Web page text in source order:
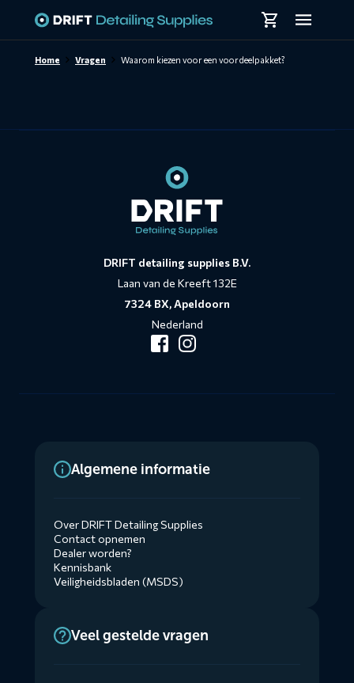
Home Vragen Waarom kiezen voor een voordeelpakket?
DRIFT detailing supplies B.V.
Laan van de Kreeft 132E
7324 BX, Apeldoorn
Nederland
Algemene informatie
Over DRIFT Detailing Supplies
Contact opnemen
Dealer worden?
Kennisbank
Veiligheidsbladen (MSDS)
Veel gestelde vragen